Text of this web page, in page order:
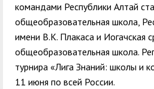
командами Республики Алтай
общеобразовательная школа,
имени В.К. Плакаса и Иогачская
общеобразовательная школа.
турнира «Лига Знаний: школы и
11 июня по всей России.